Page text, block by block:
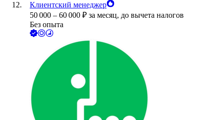
Клиентский менеджер
50 000 – 60 000 ₽ за месяц, до вычета налогов
Без опыта